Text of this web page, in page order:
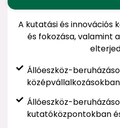
A kutatási és innovációs
és fokozása, valamint
Állóeszköz-
középvállalkozásokban
Állóeszköz-
kutatóközpontokban